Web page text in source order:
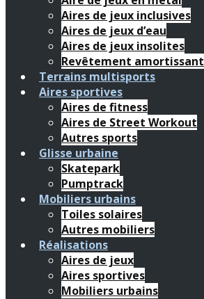
Aires de jeux inclusives
Aires de jeux d’eau
Aires de jeux insolites
Revêtement amortissant
Terrains multisports
Aires sportives
Aires de fitness
Aires de Street Workout
Autres sports
Glisse urbaine
Skatepark
Pumptrack
Mobiliers urbains
Toiles solaires
Autres mobiliers
Réalisations
Aires de jeux
Aires sportives
Mobiliers urbains